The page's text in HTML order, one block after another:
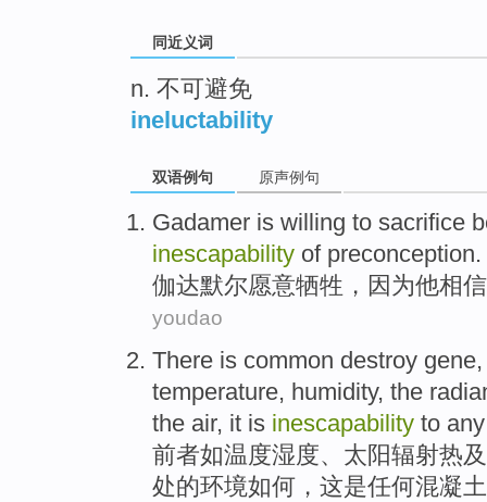
同近义词
n. 不可避免
ineluctability
双语例句 原声例句
Gadamer is willing to sacrifice
inescapability of preconception.
伽达默尔愿意牺牲 ， 因为他相信
youdao
There is common destroy gene
temperature, humidity, the
the air, it is inescapability to any
前者如温度湿度、 太阳辐射热及
处的环境如何， 这是任何混凝土